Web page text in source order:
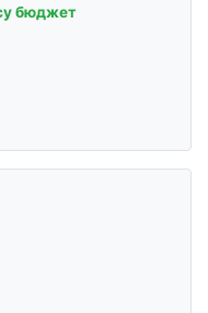
бюджет